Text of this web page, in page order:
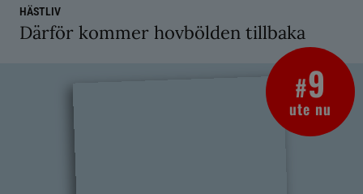
HÄSTLIV
Därför kommer hovbölden tillbaka
#9
ute nu